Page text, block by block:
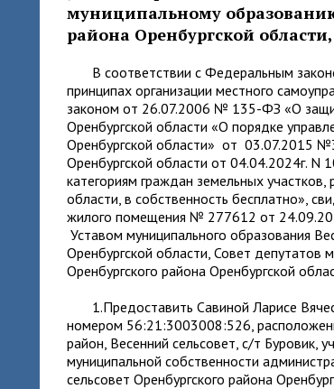
муниципальному
района Оренбургской
В соответствии с Федеральным
принципах организации местного
законом от 26.07.2006 № 135-ФЗ «О
Оренбургской области «О порядке
Оренбургской области» от 03.07.2015
Оренбургской области от 04.04.2024г.
категориям граждан земельных
области, в собственность бесплатно»,
жилого помещения № 277612 от
Уставом муниципального образования
Оренбургской области, Совет депутатов
Оренбургского района Оренбургской
1.Предоставить Савиной Ларисе
номером 56:21:3003008:526,
район, Весенний сельсовет, с/т
муниципальной собственности
сельсовет Оренбургского района